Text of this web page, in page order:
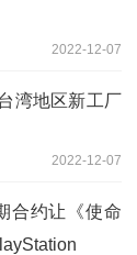
2022-12-07
湾地区新工厂
2022-12-07
合约让《使命